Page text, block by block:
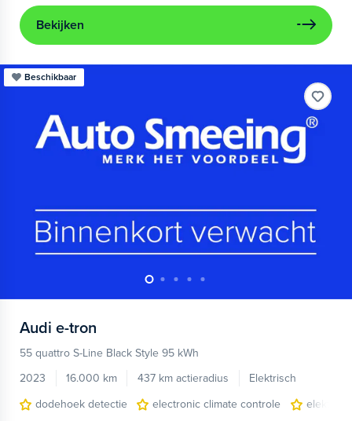
Bekijken
Beschikbaar
Audi e-tron
55 quattro S-Line Black Style 95 kWh
2023
16.000 km 437 km actieradius
Elektrisch
dodehoek detectie
electronic climate controle